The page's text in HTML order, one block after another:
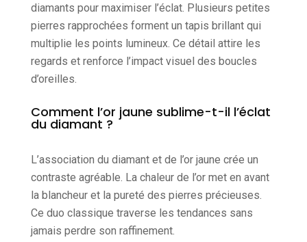
diamants pour maximiser l’éclat. Plusieurs petites
pierres rapprochées forment un tapis brillant qui
multiplie les points lumineux. Ce détail attire les
regards et renforce l’impact visuel des boucles
d’oreilles.
Comment l’or jaune sublime-t-il l’éclat
du diamant ?
L’association du diamant et de l’or jaune crée un
contraste agréable. La chaleur de l’or met en avant
la blancheur et la pureté des pierres précieuses.
Ce duo classique traverse les tendances sans
jamais perdre son raffinement.